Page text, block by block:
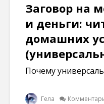
Заговор на
и деньги:
домашних
Почему
Гела